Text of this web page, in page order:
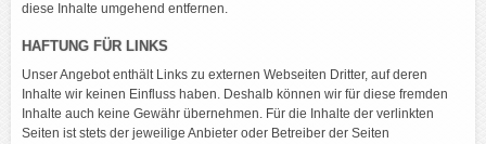
diese Inhalte umgehend entfernen.
HAFTUNG FÜR LINKS
Unser Angebot enthält Links zu externen Webseiten Dritter, auf deren
Inhalte wir keinen Einfluss haben. Deshalb können wir für diese fremden
Inhalte auch keine Gewähr übernehmen. Für die Inhalte der verlinkten
Seiten ist stets der jeweilige Anbieter oder Betreiber der Seiten